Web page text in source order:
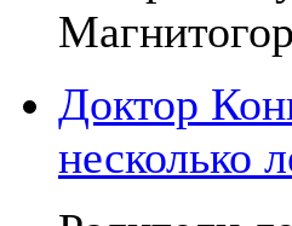
Доктор
несколько